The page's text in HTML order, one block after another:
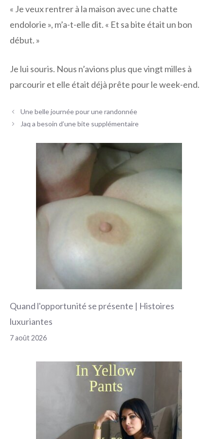
« Je veux rentrer à la maison avec une chatte
endolorie », m’a-t-elle dit. « Et sa bite était un bon
début. »
Je lui souris. Nous n’avions plus que vingt milles à
parcourir et elle était déjà prête pour le week-end.
Navigation
des
Une belle journée pour une randonnée
Jaq a besoin d’une bite supplémentaire
Quand l'opportunité se présente | Histoires
luxuriantes
7 août 2026